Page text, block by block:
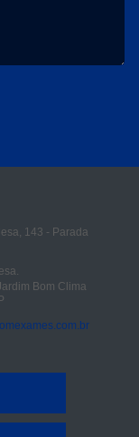
143 - Parada
Bom Clima